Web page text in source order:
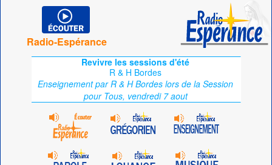
Radio-Espérance
Revivre les sessions d'été
R & H Bordes
Enseignement par R & H Bordes lors de la Session
pour Tous, vendredi 7 aout